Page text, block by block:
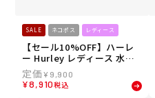
SALE ネコポス レディース
【セール10%OFF】ハーレ
ー Hurley レディース 水着
ギングコ クラウド マックス
モデレート ボトムス HDB6S
050 26SU
¥ 9,900
¥8,910税込